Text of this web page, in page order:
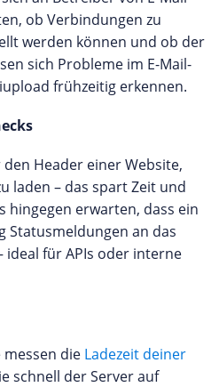
ob Verbindungen zu
werden können und ob der
sich Probleme im E-Mail-
frühzeitig erkennen.
Header einer Website,
laden – das spart Zeit und
hingegen erwarten, dass ein
Statusmeldungen an das
für APIs oder interne
die Ladezeit deiner
schnell der Server auf